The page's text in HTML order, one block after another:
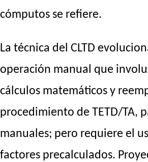
cómputos se refiere.
La técnica del CLTD
operación manual que
cálculos matemáticos y
procedimiento de TETD/TA,
manuales; pero requiere el
factores precalculados.